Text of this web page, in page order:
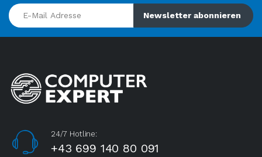
E-Mail Adresse
Newsletter abonnieren
24/7 Hotline:
+43 699 140 80 091